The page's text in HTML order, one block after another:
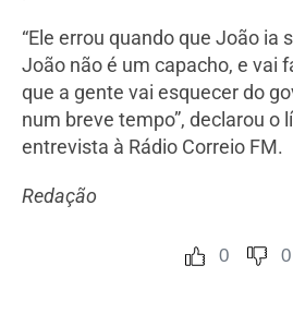
“Ele errou quando que João ia
João não é um capacho, e vai
que a gente vai esquecer do
num breve tempo”, declarou o
entrevista à Rádio Correio FM.
Redação
0 0